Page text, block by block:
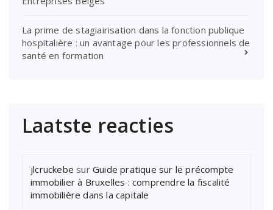
La prime de stagiairisation dans la fonction publique
hospitalière : un avantage pour les professionnels de
santé en formation
Laatste reacties
jlcruckebe sur Guide pratique sur le précompte
immobilier à Bruxelles : comprendre la fiscalité
immobilière dans la capitale